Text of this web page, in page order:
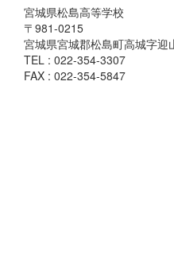
宮城県松島高等学校
〒981-0215
宮城県宮城郡松島町高城字迎
TEL : 022-354-3307
FAX : 022-354-5847